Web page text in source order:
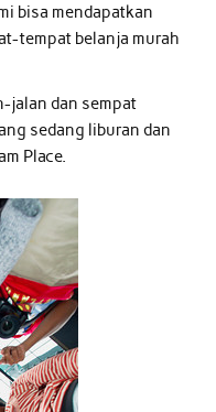
bisa mendapatkan
tempat belanja murah
jalan dan sempat
sedang liburan dan
Place.